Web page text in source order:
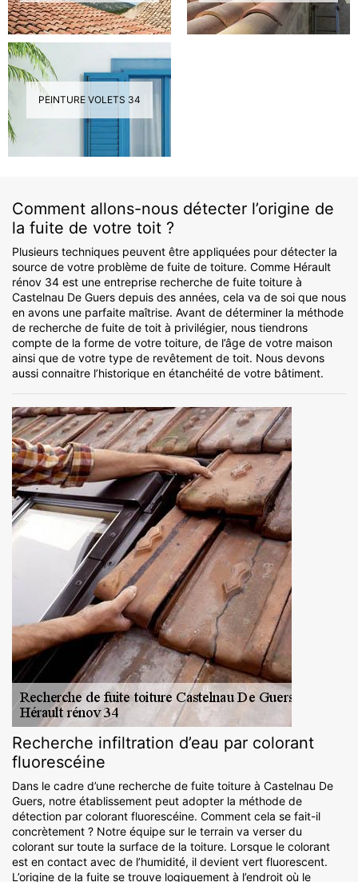
PEINTURE VOLETS 34
Comment allons-nous détecter l’origine de
la fuite de votre toit ?
Plusieurs techniques peuvent être appliquées pour détecter la
source de votre problème de fuite de toiture. Comme Hérault
rénov 34 est une entreprise recherche de fuite toiture à
Castelnau De Guers depuis des années, cela va de soi que nous
en avons une parfaite maîtrise. Avant de déterminer la méthode
de recherche de fuite de toit à privilégier, nous tiendrons
compte de la forme de votre toiture, de l’âge de votre maison
ainsi que de votre type de revêtement de toit. Nous devons
aussi connaitre l’historique en étanchéité de votre bâtiment.
Recherche infiltration d’eau par colorant
fluorescéine
Dans le cadre d’une recherche de fuite toiture à Castelnau De
Guers, notre établissement peut adopter la méthode de
détection par colorant fluorescéine. Comment cela se fait-il
concrètement ? Notre équipe sur le terrain va verser du
colorant sur toute la surface de la toiture. Lorsque le colorant
est en contact avec de l’humidité, il devient vert fluorescent.
L’origine de la fuite se trouve logiquement à l’endroit où le